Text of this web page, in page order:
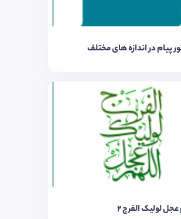
عجل لولیک الفرج 2